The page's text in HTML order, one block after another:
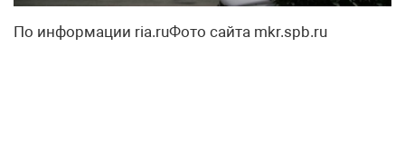
По информации ria.ruФото сайта mkr.spb.ru